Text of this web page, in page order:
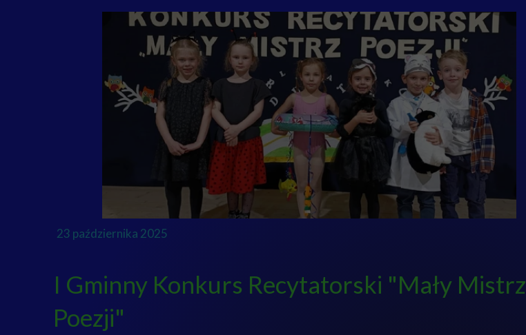
23 października 2025
I Gminny Konkurs Recytatorski "Mały Mistrz
Poezji"